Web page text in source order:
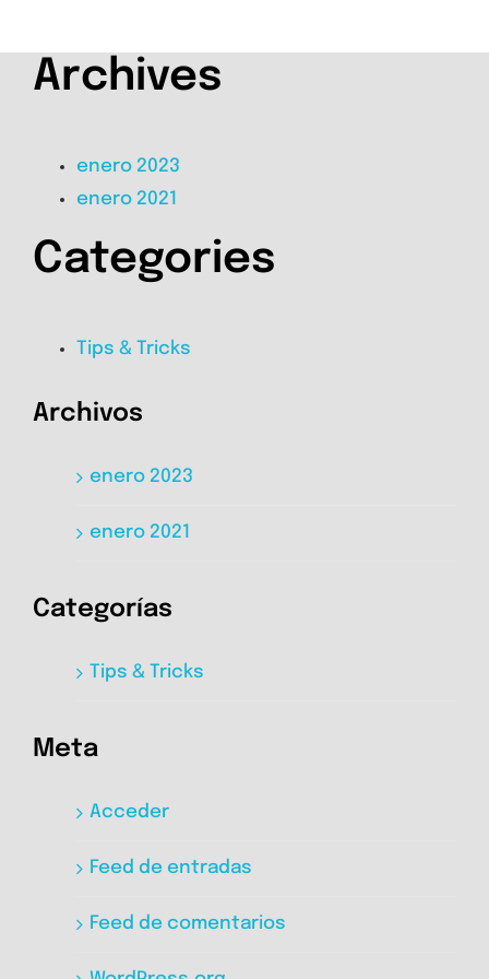
Archives
enero 2023
enero 2021
Categories
Tips & Tricks
Archivos
enero 2023
enero 2021
Categorías
Tips & Tricks
Meta
Acceder
Feed de entradas
Feed de comentarios